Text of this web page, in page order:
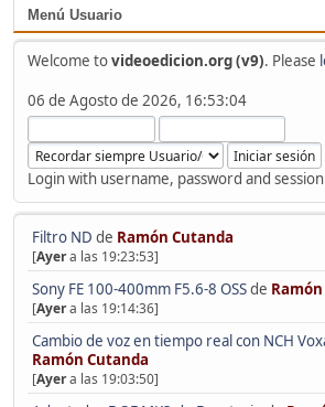
Menú Usuario
Welcome tovideoedicion.org (v9). Please
06 de Agosto de 2026, 16:53:04
Login with username, password and
Filtro ND de Ramón Cutanda
[Ayera las 19:23:53]
Sony FE 100-400mm F5.6-8 OSSde
[Ayera las 19:14:36]
Cambio de voz en tiempo real con NCH
Ramón Cutanda
[Ayera las 19:03:50]